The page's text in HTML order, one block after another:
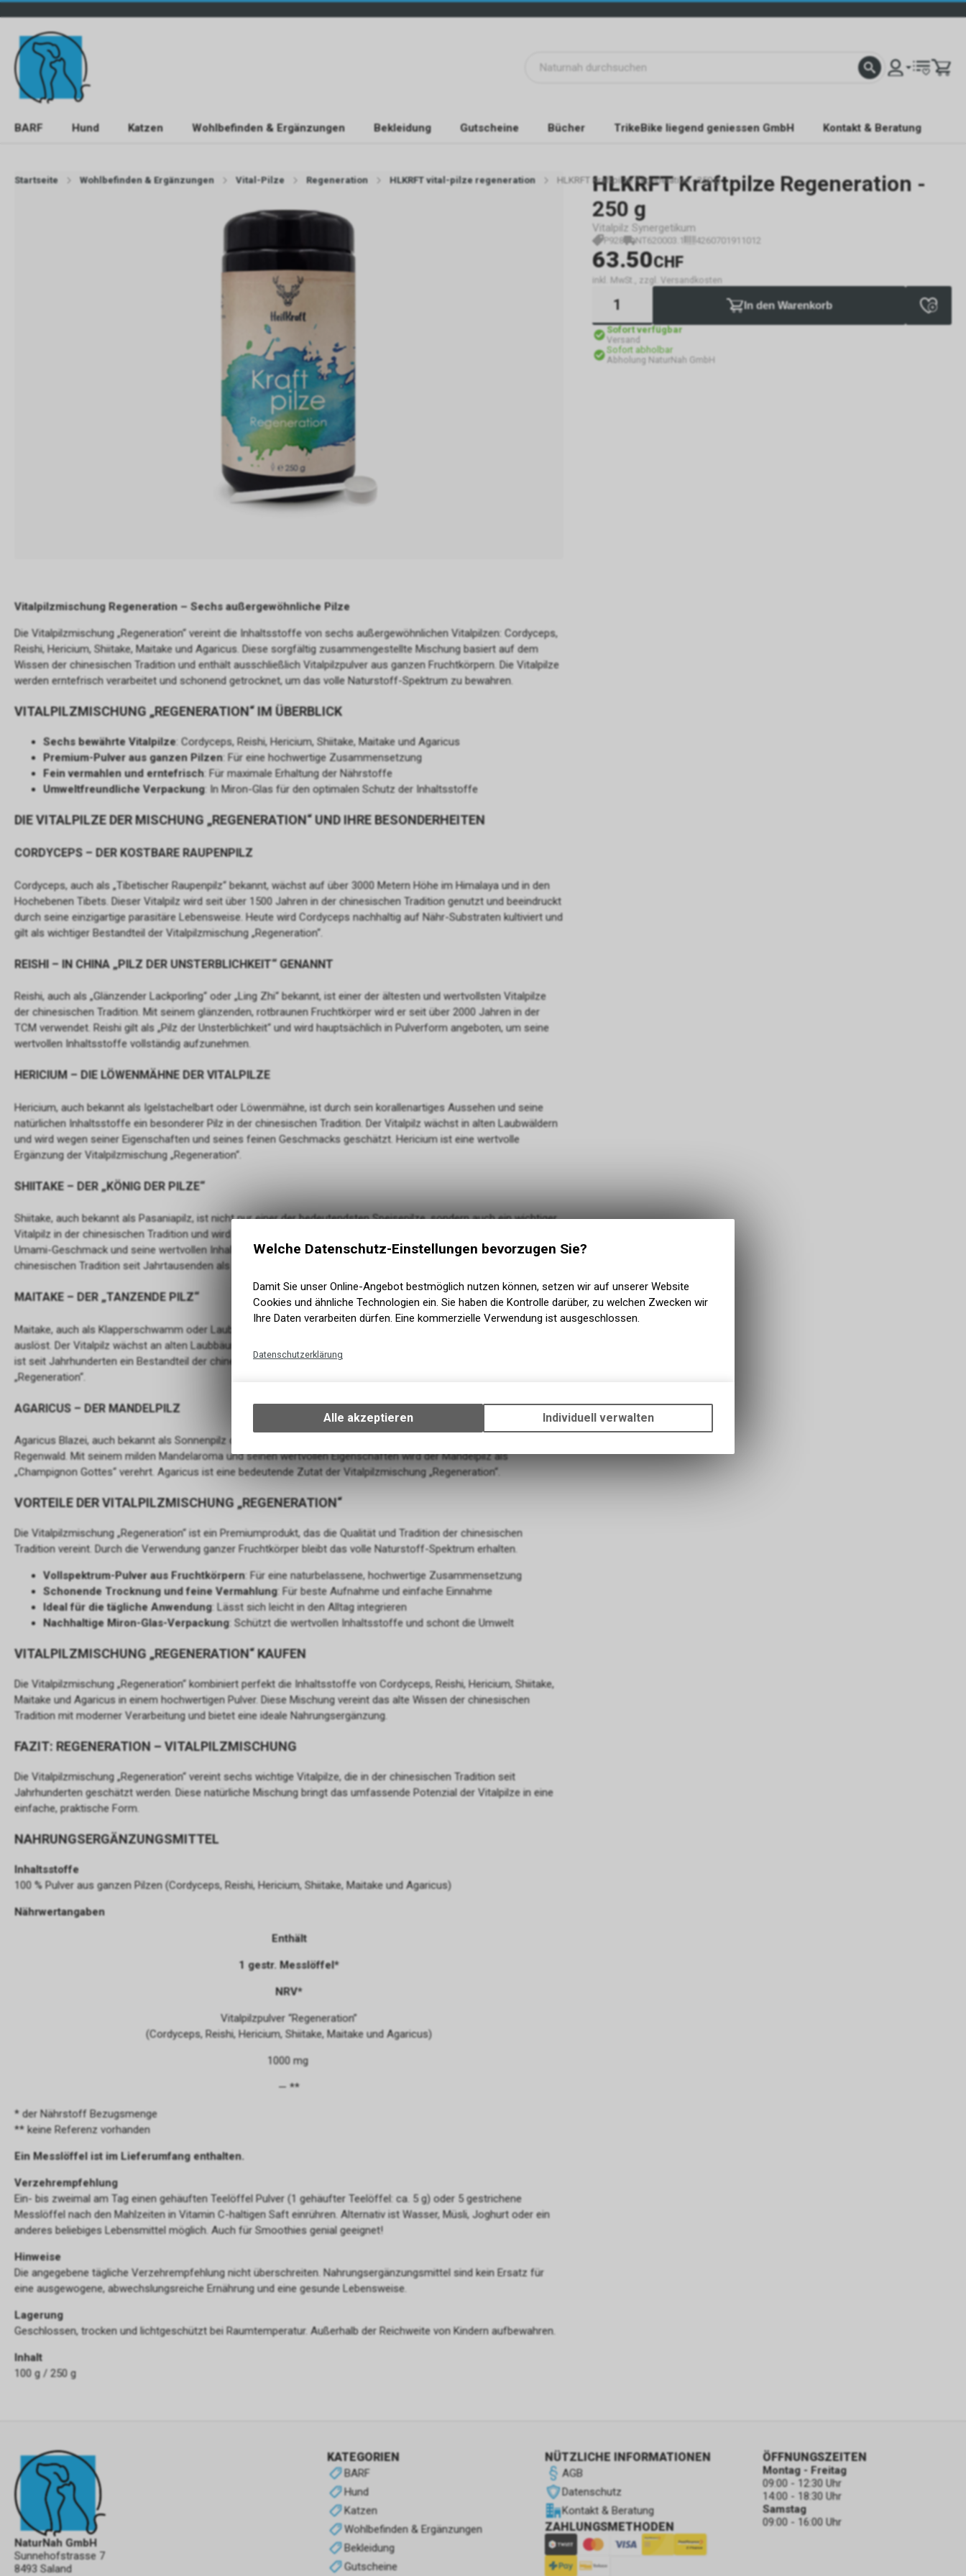
BARF Hund Katzen Wohlbefinden & Ergänzungen Bekleidung Gutscheine Bücher TrikeBike liegend geniessen GmbH Kontakt & Beratung
Startseite Wohlbefinden & Ergänzungen Vital-Pilze Regeneration HLKRFT vital-pilze regeneration HLKRFT Kraftpilze Regeneration - 250 g
HLKRFT Kraftpilze Regeneration -
250 g
Vitalpilz Synergetikum
P928 NT620003.1 4260701911012
63.50CHF
inkl. MwSt., zzgl. Versandkosten
In den Warenkorb
Sofort verfügbar
Versand
Sofort abholbar
Abholung NaturNah GmbH
Vitalpilzmischung Regeneration – Sechs außergewöhnliche Pilze
Die Vitalpilzmischung „Regeneration“ vereint die Inhaltsstoffe von sechs außergewöhnlichen Vitalpilzen: Cordyceps,
Reishi, Hericium, Shiitake, Maitake und Agaricus. Diese sorgfältig zusammengestellte Mischung basiert auf dem
Wissen der chinesischen Tradition und enthält ausschließlich Vitalpilzpulver aus ganzen Fruchtkörpern. Die Vitalpilze
werden erntefrisch verarbeitet und schonend getrocknet, um das volle Naturstoff-Spektrum zu bewahren.
VITALPILZMISCHUNG „REGENERATION“ IM ÜBERBLICK
Sechs bewährte Vitalpilze : Cordyceps, Reishi, Hericium, Shiitake, Maitake und Agaricus
Premium-Pulver aus ganzen Pilzen: Für eine hochwertige Zusammensetzung
Fein vermahlen und erntefrisch: Für maximale Erhaltung der Nährstoffe
Umweltfreundliche Verpackung: In Miron-Glas für den optimalen Schutz der Inhaltsstoffe
DIE VITALPILZE DER MISCHUNG „REGENERATION“ UND IHRE BESONDERHEITEN
CORDYCEPS – DER KOSTBARE RAUPENPILZ
Cordyceps, auch als „Tibetischer Raupenpilz“ bekannt, wächst auf über 3000 Metern Höhe im Himalaya und in den
Hochebenen Tibets. Dieser Vitalpilz wird seit über 1500 Jahren in der chinesischen Tradition genutzt und beeindruckt
durch seine einzigartige parasitäre Lebensweise. Heute wird Cordyceps nachhaltig auf Nähr-Substraten kultiviert und
gilt als wichtiger Bestandteil der Vitalpilzmischung „Regeneration“.
REISHI – IN CHINA „PILZ DER UNSTERBLICHKEIT“ GENANNT
Reishi, auch als „Glänzender Lackporling“ oder „Ling Zhi“ bekannt, ist einer der ältesten und wertvollsten Vitalpilze
der chinesischen Tradition. Mit seinem glänzenden, rotbraunen Fruchtkörper wird er seit über 2000 Jahren in der
TCM verwendet. Reishi gilt als „Pilz der Unsterblichkeit“ und wird hauptsächlich in Pulverform angeboten, um seine
wertvollen Inhaltsstoffe vollständig aufzunehmen.
HERICIUM – DIE LÖWENMÄHNE DER VITALPILZE
Hericium, auch bekannt als Igelstachelbart oder Löwenmähne, ist durch sein korallenartiges Aussehen und seine
natürlichen Inhaltsstoffe ein besonderer Pilz in der chinesischen Tradition. Der Vitalpilz wächst in alten Laubwäldern
und wird wegen seiner Eigenschaften und seines feinen Geschmacks geschätzt. Hericium ist eine wertvolle
Ergänzung der Vitalpilzmischung „Regeneration“.
SHIITAKE – DER „KÖNIG DER PILZE“
Shiitake, auch bekannt als Pasaniapilz, ist nicht nur einer der bedeutendsten Speisepilze, sondern auch ein wichtiger
Vitalpilz in der chinesischen Tradition und wird dort als „König der Pilze“ bezeichnet. Er ist für seinen intensiven
Umami-Geschmack und seine wertvollen Inhaltsstoffe bekannt. Shiitake wächst auf Laubholz und wird in der
chinesischen Tradition seit Jahrtausenden als „Elixier des Lebens“ geschätzt.
MAITAKE – DER „TANZENDE PILZ“
Maitake, auch als Klapperschwamm oder Laubporling bekannt, verdankt seinen Namen der Freude, die sein Fund
auslöst. Der Vitalpilz wächst an alten Laubbäumen und ist für seine vielseitigen Inhaltsstoffe geschätzt. Der Maitake
ist seit Jahrhunderten ein Bestandteil der chinesischen Tradition und eine perfekte Ergänzung für die Mischung
„Regeneration“.
AGARICUS – DER MANDELPILZ
Agaricus Blazei, auch bekannt als Sonnenpilz oder Mandelpilz, stammt ursprünglich aus dem brasilianischen
Regenwald. Mit seinem milden Mandelaroma und seinen wertvollen Eigenschaften wird der Mandelpilz als
„Champignon Gottes“ verehrt. Agaricus ist eine bedeutende Zutat der Vitalpilzmischung „Regeneration“.
VORTEILE DER VITALPILZMISCHUNG „REGENERATION“
Die Vitalpilzmischung „Regeneration“ ist ein Premiumprodukt, das die Qualität und Tradition der chinesischen
Tradition vereint. Durch die Verwendung ganzer Fruchtkörper bleibt das volle Naturstoff-Spektrum erhalten.
Vollspektrum-Pulver aus Fruchtkörpern: Für eine naturbelassene, hochwertige Zusammensetzung
Schonende Trocknung und feine Vermahlung: Für beste Aufnahme und einfache Einnahme
Ideal für die tägliche Anwendung: Lässt sich leicht in den Alltag integrieren
Nachhaltige Miron-Glas-Verpackung: Schützt die wertvollen Inhaltsstoffe und schont die Umwelt
VITALPILZMISCHUNG „REGENERATION“ KAUFEN
Die Vitalpilzmischung „Regeneration“ kombiniert perfekt die Inhaltsstoffe von Cordyceps, Reishi, Hericium, Shiitake,
Maitake und Agaricus in einem hochwertigen Pulver. Diese Mischung vereint das alte Wissen der chinesischen
Tradition mit moderner Verarbeitung und bietet eine ideale Nahrungsergänzung.
FAZIT: REGENERATION – VITALPILZMISCHUNG
Die Vitalpilzmischung „Regeneration“ vereint sechs wichtige Vitalpilze, die in der chinesischen Tradition seit
Jahrhunderten geschätzt werden. Diese natürliche Mischung bringt das umfassende Potenzial der Vitalpilze in eine
einfache, praktische Form.
NAHRUNGSERGÄNZUNGSMITTEL
Inhaltsstoffe
100 % Pulver aus ganzen Pilzen (Cordyceps, Reishi, Hericium, Shiitake, Maitake und Agaricus)
Nährwertangaben
Enthält
1 gestr. Messlöffel*
NRV*
Vitalpilzpulver “Regeneration”
(Cordyceps, Reishi, Hericium, Shiitake, Maitake und Agaricus)
1000 mg
— **
* der Nährstoff Bezugsmenge
** keine Referenz vorhanden
Ein Messlöffel ist im Lieferumfang enthalten.
Verzehrempfehlung
Ein- bis zweimal am Tag einen gehäuften Teelöffel Pulver (1 gehäufter Teelöffel: ca. 5 g) oder 5 gestrichene
Messlöffel nach den Mahlzeiten in Vitamin C-haltigen Saft einrühren. Alternativ ist Wasser, Müsli, Joghurt oder ein
anderes beliebiges Lebensmittel möglich. Auch für Smoothies genial geeignet!
Hinweise
Die angegebene tägliche Verzehrempfehlung nicht überschreiten. Nahrungsergänzungsmittel sind kein Ersatz für
eine ausgewogene, abwechslungsreiche Ernährung und eine gesunde Lebensweise.
Lagerung
Geschlossen, trocken und lichtgeschützt bei Raumtemperatur. Außerhalb der Reichweite von Kindern aufbewahren.
Inhalt
100 g / 250 g
NaturNah GmbH
Sunnehofstrasse 7
8493 Saland
KATEGORIEN
BARF
Hund
Katzen
Wohlbefinden & Ergänzungen
Bekleidung
Gutscheine
NÜTZLICHE INFORMATIONEN
AGB
Datenschutz
Kontakt & Beratung
ZAHLUNGSMETHODEN
ÖFFNUNGSZEITEN
Montag - Freitag
09:00 - 12:30 Uhr
14:00 - 18:30 Uhr
Samstag
09:00 - 16:00 Uhr
Welche Datenschutz-Einstellungen bevorzugen Sie?
Damit Sie unser Online-Angebot bestmöglich nutzen können, setzen wir auf unserer Website
Cookies und ähnliche Technologien ein. Sie haben die Kontrolle darüber, zu welchen Zwecken wir
Ihre Daten verarbeiten dürfen. Eine kommerzielle Verwendung ist ausgeschlossen.
Datenschutzerklärung
Ihrem Gerät, um die grundlegenden Funktionen unseres Online-Angebots, wie die
Verwendung des Warenkorbs, zu ermöglichen. Bitte beachten Sie, dass die
zulassen.
Alle akzeptieren Individuell verwalten